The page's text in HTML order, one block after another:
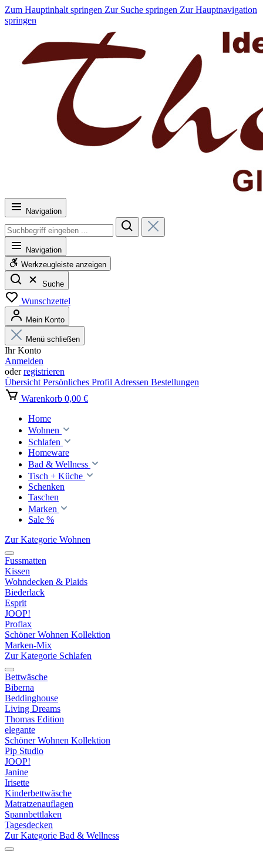
Zum Hauptinhalt springen Zur Suche springen Zur Hauptnavigation
springen
Navigation
Navigation
Werkzeugleiste anzeigen
Suche
Wunschzettel
Mein Konto
Menü schließen
Ihr Konto
Anmelden
oderregistrieren
Übersicht Persönliches Profil Adressen Bestellungen
Warenkorb 0,00 €
Home
Wohnen
Schlafen
Homeware
Bad & Wellness
Tisch + Küche
Schenken
Taschen
Marken
Sale %
Zur Kategorie Wohnen
Fussmatten
Kissen
Wohndecken & Plaids
Biederlack
Esprit
JOOP!
Proflax
Schöner Wohnen Kollektion
Marken-Mix
Zur Kategorie Schlafen
Bettwäsche
Biberna
Beddinghouse
Living Dreams
Thomas Edition
elegante
Schöner Wohnen Kollektion
Pip Studio
JOOP!
Janine
Irisette
Kinderbettwäsche
Matratzenauflagen
Spannbettlaken
Tagesdecken
Zur Kategorie Bad & Wellness